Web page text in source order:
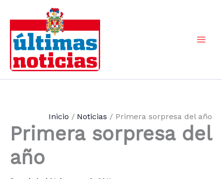
contenido
Inicio Noticias Primera sorpresa del año
Primera sorpresa del
año